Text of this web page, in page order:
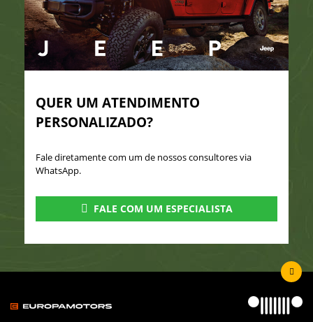
QUER UM ATENDIMENTO
PERSONALIZADO?
Fale diretamente com um de nossos consultores via
WhatsApp.
FALE COM UM ESPECIALISTA